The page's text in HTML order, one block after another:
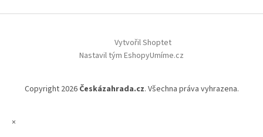
Vytvořil Shoptet
Nastavil tým EshopyUmíme.cz
Copyright 2026 Českázahrada.cz. Všechna práva vyhrazena.
×